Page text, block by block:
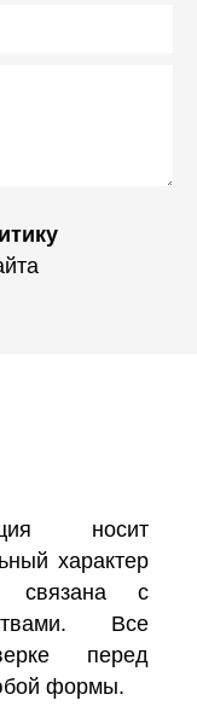
носит
характер
с
Все
перед
формы.